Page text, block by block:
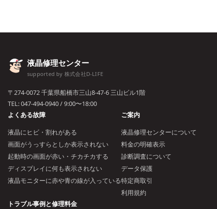
液晶修理センター
supported by 株式会社D-LIFE
〒274-0072 千葉県船橋市三山8-47-6 三山ビル1階
TEL:047-494-0940/ 9:00〜18:00
よくある故障
液晶にヒビ・割れがある
画面がうっすらとしか表示されない
起動時の画面が赤い・チカチカする
ディスプレイに何も表示されない
液晶モニターに赤や青の線が入っている
ご案内
液晶修理センターについて
料金の明確表示
診断調査について
データ保護
特定商取引
利用規約
トラブル事例と修理料金